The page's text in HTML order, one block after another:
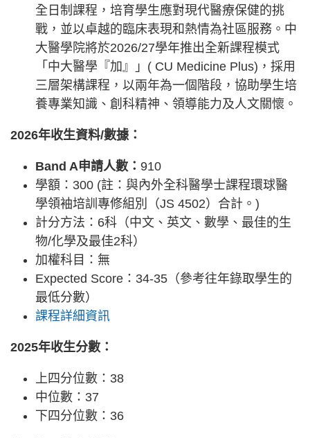
全日制課程，培育學生應對現代醫療保健的挑
戰，並以卓越的臨床表現和熱情為社區服務。中
大醫學院將於2026/27學年推出全新課程模式
「中大醫學『加』」( CU Medicine Plus)，採用
三層架構課程，以兩年為一個階段，協助學生培
養專業知識、創科精神、領導能力及人文關懷。
2026年收生資料/數據：
Band A申請人數： 910
學額：300 (註：與內外全科醫學士課程環球醫
學領袖培訓專修組別（JS 4502）合計。)
計分方法：6科（中文、英文、數學、最佳的生
物/化學及最佳2科）
加權科目：無
Expected Score：34-35（參考往年錄取學生的
最低分數）
課程詳細資訊
2025年收生分數：
上四分位數：38
中位數：37
下四分位數：36